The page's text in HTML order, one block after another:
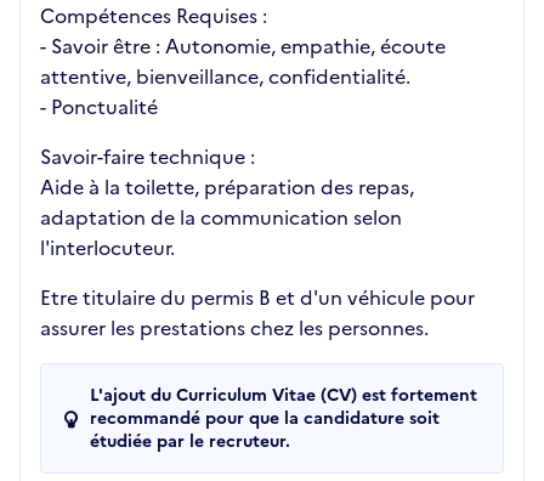
Compétences Requises :
- Savoir être : Autonomie, empathie, écoute
attentive, bienveillance, confidentialité.
- Ponctualité
Savoir-faire technique :
Aide à la toilette, préparation des repas,
adaptation de la communication selon
l'interlocuteur.
Etre titulaire du permis B et d'un véhicule pour
assurer les prestations chez les personnes.
L'ajout du Curriculum Vitae (CV) est fortement
recommandé pour que la candidature soit
étudiée par le recruteur.